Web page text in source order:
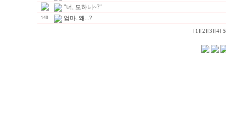
"너, 모하니~?"
140 엄마..왜...?
[1] [2] [3] [4] 5